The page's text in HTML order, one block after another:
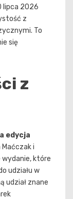
lipca 2026
z
To
się
z
edycja
Maćczak i
wydanie, które
udziału w
udział znane